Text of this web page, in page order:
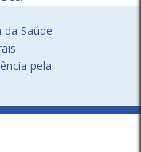
Saúde
pela